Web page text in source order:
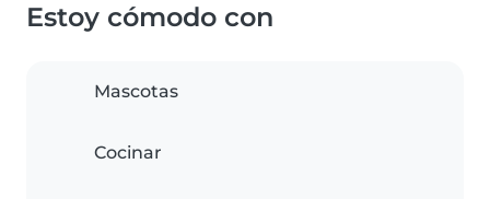
Estoy cómodo con
Mascotas
Cocinar